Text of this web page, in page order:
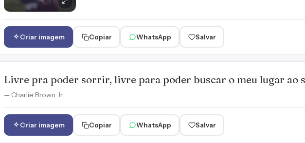
Criar imagem Copiar WhatsApp Salvar
Livre pra poder sorrir, livre para poder buscar o meu lugar ao
— Charlie Brown Jr
Criar imagem Copiar WhatsApp Salvar